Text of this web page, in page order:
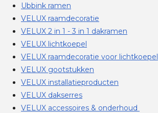
Ubbink ramen
VELUX raamdecoratie
VELUX 2 in 1 - 3 in 1 dakramen
VELUX lichtkoepel
VELUX raamdecoratie voor lichtkoepel
VELUX gootstukken
VELUX installatieproducten
VELUX dakserres
VELUX accessoires & onderhoud